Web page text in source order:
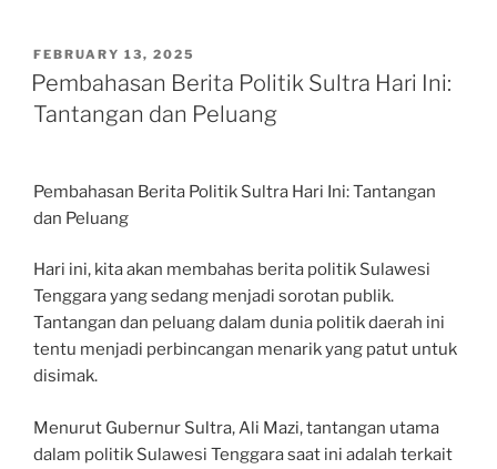
POSTED
ON
FEBRUARY 13, 2025
Pembahasan Berita Politik Sultra Hari Ini:
Tantangan dan Peluang
Pembahasan Berita Politik Sultra Hari Ini: Tantangan
dan Peluang
Hari ini, kita akan membahas berita politik Sulawesi
Tenggara yang sedang menjadi sorotan publik.
Tantangan dan peluang dalam dunia politik daerah ini
tentu menjadi perbincangan menarik yang patut untuk
disimak.
Menurut Gubernur Sultra, Ali Mazi, tantangan utama
dalam politik Sulawesi Tenggara saat ini adalah terkait